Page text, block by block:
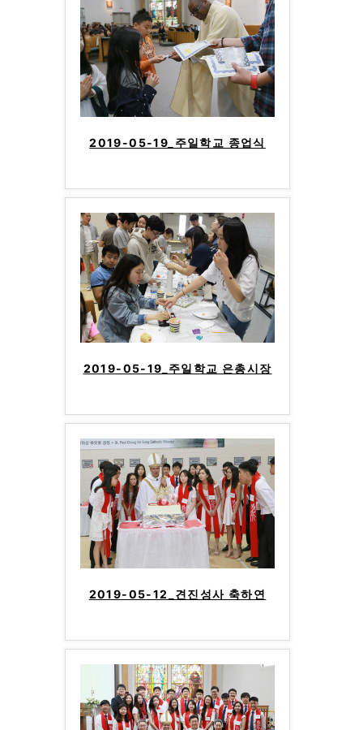
2019-05-19_주일학교 종업식
2019-05-19_주일학교 은총시장
2019-05-12_견진성사 축하연